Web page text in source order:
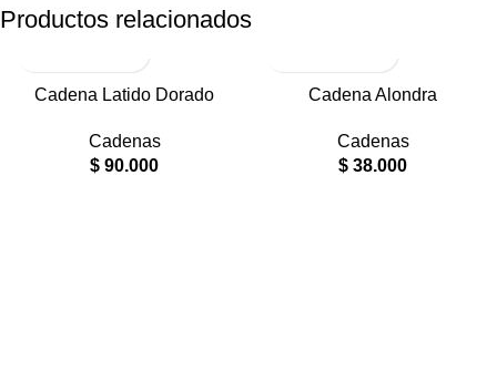
Productos relacionados
SOLD OUT
Cadena Latido Dorado
Cadenas
$ 90.000
Cadena Alondra
Cadenas
$ 38.000